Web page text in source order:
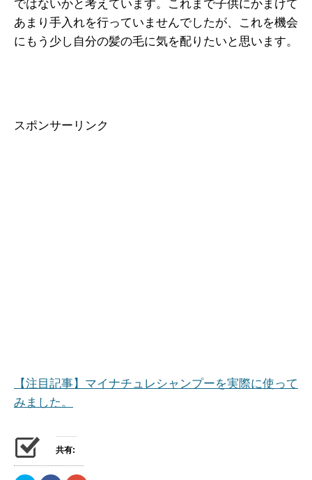
ではないかと考えています。これまで子供にかまけて
あまり手入れを行っていませんでしたが、これを機会
にもう少し自分の髪の毛に気を配りたいと思います。
スポンサーリンク
【注目記事】マイナチュレシャンプーを実際に使って
みました。
共有: